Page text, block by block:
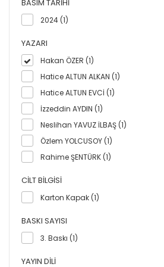
BASIM TARIHI
2024 (1)
YAZARI
Hakan ÖZER (1)
Hatice ALTUN ALKAN (1)
Hatice ALTUN EVCİ (1)
İzzeddin AYDIN (1)
Neslihan YAVUZ İLBAŞ (1)
Özlem YOLCUSOY (1)
Rahime ŞENTÜRK (1)
CILT BILGISI
Karton Kapak (1)
BASKI SAYISI
3. Baskı (1)
YAYIN DILI